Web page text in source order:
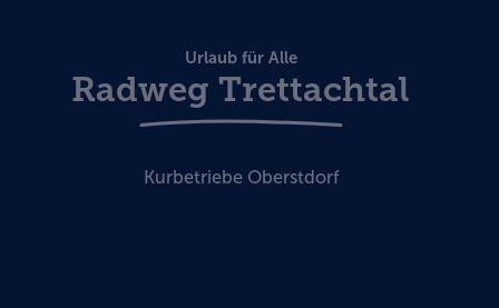
Urlaub für Alle
Radweg Trettachtal
Kurbetriebe Oberstdorf